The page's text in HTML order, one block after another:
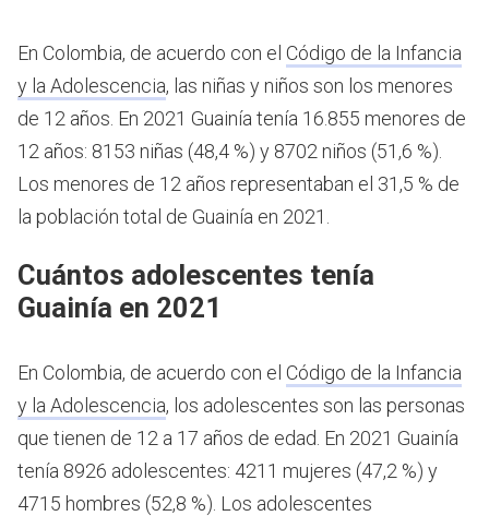
En Colombia, de acuerdo con el Código de la Infancia
y la Adolescencia, las niñas y niños son los menores
de 12 años. En 2021 Guainía tenía 16.855 menores de
12 años: 8153 niñas (48,4 %) y 8702 niños (51,6 %).
Los menores de 12 años representaban el 31,5 % de
la población total de Guainía en 2021.
Cuántos adolescentes tenía
Guainía en 2021
En Colombia, de acuerdo con el Código de la Infancia
y la Adolescencia, los adolescentes son las personas
que tienen de 12 a 17 años de edad. En 2021 Guainía
tenía 8926 adolescentes: 4211 mujeres (47,2 %) y
4715 hombres (52,8 %). Los adolescentes